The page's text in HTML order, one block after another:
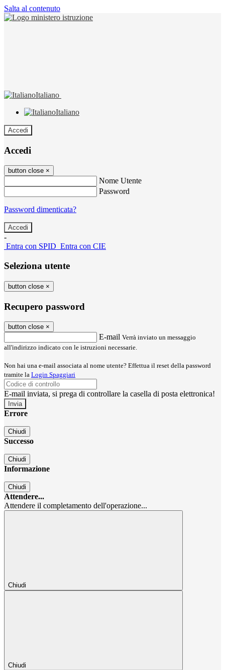
Salta al contenuto
Italiano
Italiano
Accedi
Accedi
button close ×
Nome Utente
Password
Password dimenticata?
-
Entra con SPID Entra con CIE
Seleziona utente
button close ×
Recupero password
button close ×
E-mail Verrà inviato un messaggio
all'indirizzo indicato con le istruzioni necessarie.
Non hai una e-mail associata al nome utente? Effettua il reset della password
tramite la Login Spaggiari
E-mail inviata, si prega di controllare la casella di posta elettronica!
Errore
Chiudi
Successo
Chiudi
Informazione
Chiudi
Attendere...
Attendere il completamento dell'operazione...
Chiudi
Chiudi